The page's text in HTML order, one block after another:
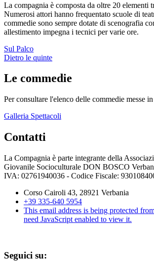
La compagnia è composta da oltre 20 elementi
Numerosi attori hanno frequentato scuole di
commedie sono sempre dotate di scenografia
allestimento impegna i tecnici per varie ore.
Sul Palco
Dietro le quinte
Le commedie
Per consultare l'elenco delle commedie messe
Galleria Spettacoli
Contatti
La Compagnia è parte integrante della
Giovanile Socioculturale DON BOSCO
IVA: 02761940036 - Codice Fiscale:
Corso Cairoli 43, 28921 Verbania
+39 335-640 5954
This email address is being protected
need JavaScript enabled to view it.
Seguici su: